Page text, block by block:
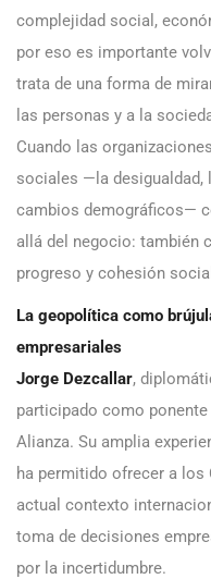
complejidad social,
por eso es importante
trata de una forma de
las personas y a la
Cuando las
sociales —la desigualdad,
cambios demográficos—
allá del negocio: también
progreso y cohesión
La geopolítica como
empresariales
Jorge Dezcallar,
participado como
Alianza. Su amplia
ha permitido ofrecer a los
actual contexto
toma de decisiones
por la incertidumbre.